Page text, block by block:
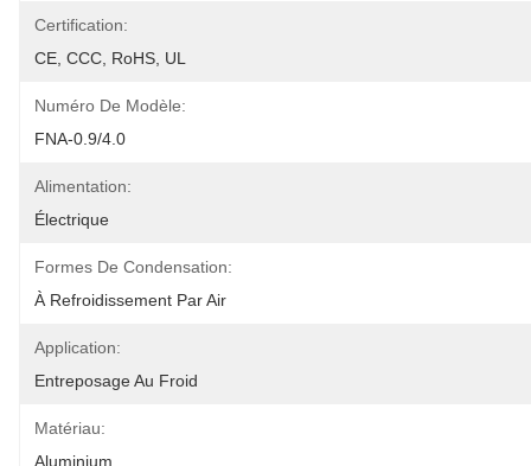
Certification:
CE, CCC, RoHS, UL
Numéro De Modèle:
FNA-0.9/4.0
Alimentation:
Électrique
Formes De Condensation:
À Refroidissement Par Air
Application:
Entreposage Au Froid
Matériau:
Aluminium